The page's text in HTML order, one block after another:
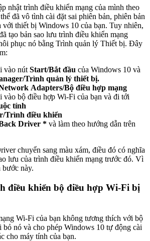
nhật trình điều khiển mạng của mình theo
đã vô tình cài đặt sai phiên bản, phiên bản
bị Windows 10 của bạn. Tuy nhiên,
tạo bản sao lưu trình điều khiển mạng
phục nó bằng Trình quản lý Thiết bị. Đây
vào nútStart/Bắt đầu của Windows 10 và
Trình quản lý thiết bị.
Adapters/Bộ điều hợp mạng
vào bộ điều hợp Wi-Fi của bạn và đi tới
tính
Trình điều khiển
Driver * và làm theo hướng dẫn trên
chuyển sang màu xám, điều đó có nghĩa
lưu của trình điều khiển mạng trước đó. Vì
bước này.
điều khiển bộ điều hợp Wi-Fi bị
Wi-Fi của bạn không tương thích với bộ
bỏ nó và cho phép Windows 10 tự động cài
cho máy tính của bạn.